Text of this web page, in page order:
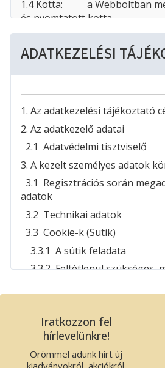
1.4 Kotta: a Webboltban
és nyomtatott kotta,
1.5 Felhasználó: A Weblap
regisztrált felhasználó, vevő,
1.6 EMBZ: az Editio Musica
Zeneműkiadó Kft.
2. Weblap
Ezt a Weblapot EMBZ
következők:
Cégnév: Editio Musica
Székhely: 1132 Budapest,
Magyarország
Adószám:
Cégjegyzékszám:01-09-
Bejegyző bíróság: Fővárosi
Cégbírósága
3. ÁSZF kötelező ereje,
hozzáféréssel, a Weblapon
Webboltban történő
bármilyen más módon történő
kötelező érvényűen elfogadja
ADATKEZELÉSI
1. Az adatkezelési tájékoztató
2. Az adatkezelő adatai
2.1 Adatvédelmi tisztviselő
3. A kezelt személyes adatok
3.1 Regisztrációs során
adatok
3.2 Technikai adatok
3.3 Cookie-k (Sütik)
3.3.1 A sütik feladata
3.3.2 Feltétlenül szükséges,
3.4 Online rendeléshez
3.5 Online ügyintézéshez
Iratkozzon fel
hírlevelünkre!
Örömmel adunk hírt új